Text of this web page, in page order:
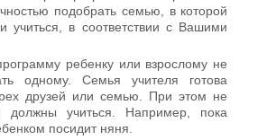
подобрать семью, в которой
учиться, в соответствии с Вашими
ребенку или взрослому не
одному. Семья учителя готова
друзей или семью. При этом не
должны учиться. Например, пока
посидит няня.